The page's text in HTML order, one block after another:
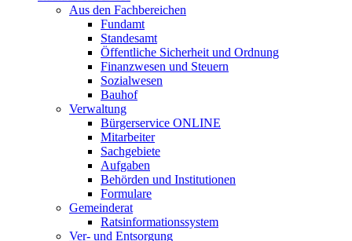
Aus den Fachbereichen
Fundamt
Standesamt
Öffentliche Sicherheit und Ordnung
Finanzwesen und Steuern
Sozialwesen
Bauhof
Verwaltung
Bürgerservice ONLINE
Mitarbeiter
Sachgebiete
Aufgaben
Behörden und Institutionen
Formulare
Gemeinderat
Ratsinformationssystem
Ver- und Entsorgung